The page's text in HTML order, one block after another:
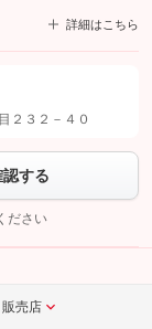
詳細はこちら
許可する」ボタンを押
せを
２３２－４０
する
ださい
販売店